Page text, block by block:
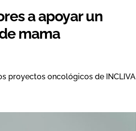
a apoyar un
mama
proyectos oncológicos de INCLIVA